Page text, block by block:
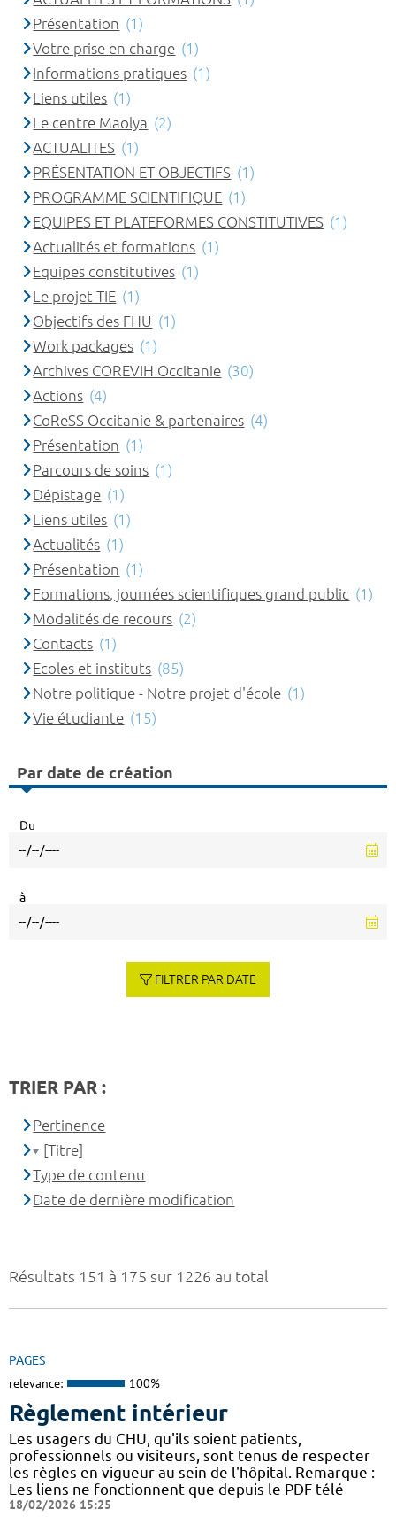
Résultats 151 à 175 sur 1226 au total
PAGES
relevance: 100%
Règlement intérieur
Les usagers du CHU, qu'ils soient patients,
professionnels ou visiteurs, sont tenus de respecter
les règles en vigueur au sein de l'hôpital. Remarque :
Les liens ne fonctionnent que depuis le PDF télé
18/02/2026 15:25
Présentation (1)
Votre prise en charge (1)
Informations pratiques (1)
Liens utiles (1)
Le centre Maolya (2)
ACTUALITES (1)
PRÉSENTATION ET OBJECTIFS (1)
PROGRAMME SCIENTIFIQUE (1)
EQUIPES ET PLATEFORMES CONSTITUTIVES (1)
Actualités et formations (1)
Equipes constitutives (1)
Le projet TIE (1)
Objectifs des FHU (1)
Work packages (1)
Archives COREVIH Occitanie (30)
Actions (4)
CoReSS Occitanie & partenaires (4)
Présentation (1)
Parcours de soins (1)
Dépistage (1)
Liens utiles (1)
Actualités (1)
Présentation (1)
Formations, journées scientifiques grand public (1)
Modalités de recours (2)
Contacts (1)
Ecoles et instituts (85)
Notre politique - Notre projet d'école (1)
Vie étudiante (15)
Par date de création
Du
à
FILTRER PAR DATE
TRIER PAR :
Pertinence
[Titre]
Type de contenu
Date de dernière modification